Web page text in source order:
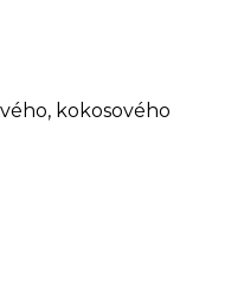
kokosového